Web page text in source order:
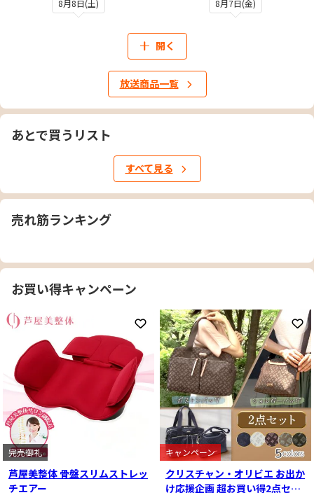
8月8日(土) 8月7日(金)
開く
放送商品一覧
あとで買うリスト
すべて見る
売れ筋ランキング
お買い得キャンペーン
お気に入りに登録
完売御礼
芦屋美整体 骨盤スリムストレッ
チエアー
お
キャンペーン
クリスチャン・オリビエ お出か
け応援企画 超お買い得2点セッ